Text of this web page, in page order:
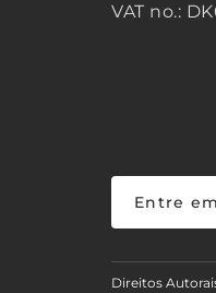
VAT no.:
Entre
Direitos